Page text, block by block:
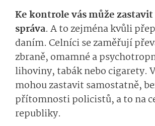
Ke kontrole vás může
správa. A to zejména kvůli
daním. Celníci se zaměřují
zbraně, omamné a
lihoviny, tabák nebo cigarety.
mohou zastavit samostatně,
přítomnosti policistů, a to na
republiky.